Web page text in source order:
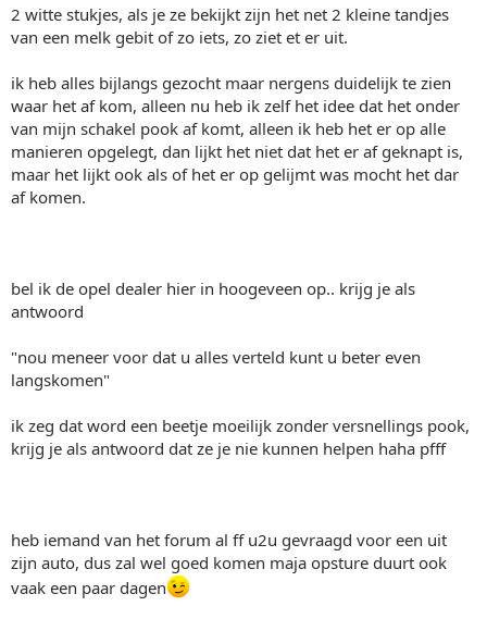
2 witte stukjes, als je ze bekijkt zijn het net 2 kleine tandjes
van een melk gebit of zo iets, zo ziet et er uit.
ik heb alles bijlangs gezocht maar nergens duidelijk te zien
waar het af kom, alleen nu heb ik zelf het idee dat het onder
van mijn schakel pook af komt, alleen ik heb het er op alle
manieren opgelegt, dan lijkt het niet dat het er af geknapt is,
maar het lijkt ook als of het er op gelijmt was mocht het dar
af komen.
bel ik de opel dealer hier in hoogeveen op.. krijg je als
antwoord
"nou meneer voor dat u alles verteld kunt u beter even
langskomen"
ik zeg dat word een beetje moeilijk zonder versnellings pook,
krijg je als antwoord dat ze je nie kunnen helpen haha pfff
heb iemand van het forum al ff u2u gevraagd voor een uit
zijn auto, dus zal wel goed komen maja opsture duurt ook
vaak een paar dagen